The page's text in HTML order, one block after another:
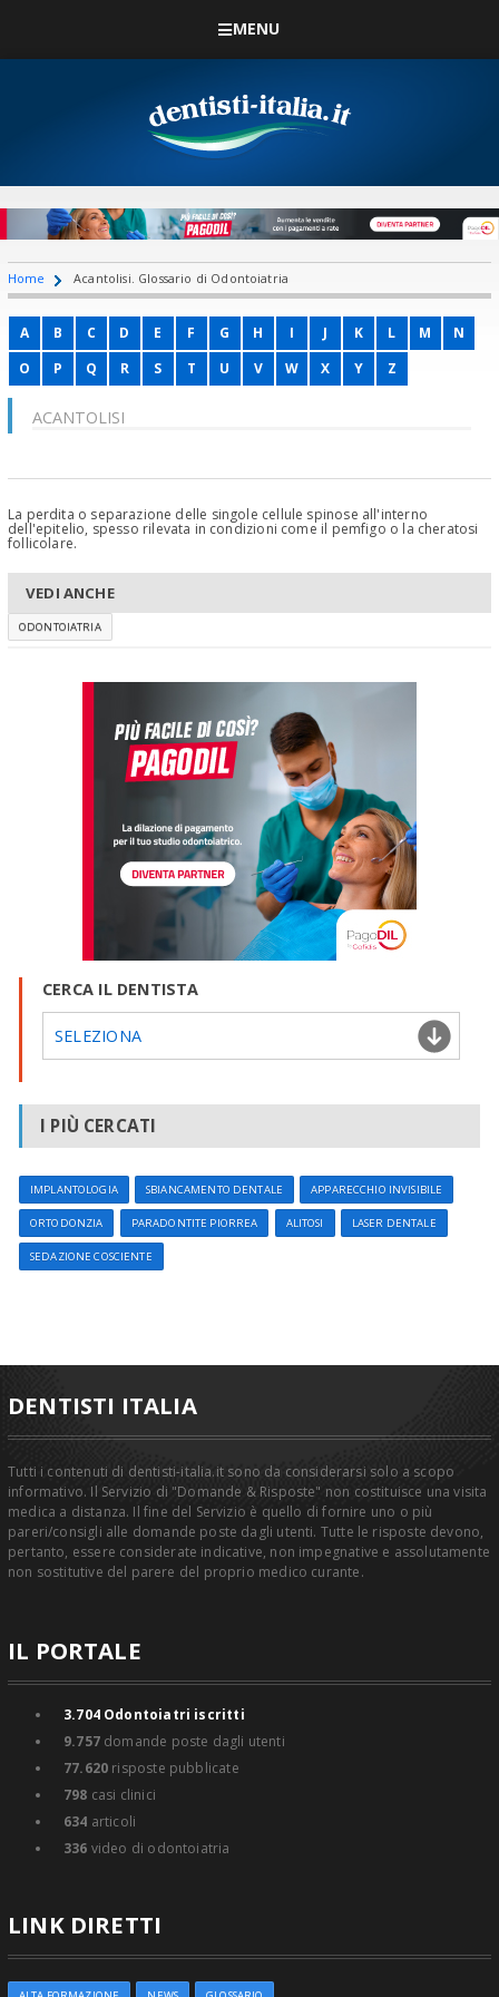
MENU
Home Acantolisi. Glossario di Odontoiatria
A B C D E F G H I J K L M
N
O
P Q R S T U V W X Y Z
ACANTOLISI
La perdita o separazione delle singole cellule spinose all'interno
dell'epitelio, spesso rilevata in condizioni come il pemfigo o la cheratosi
follicolare.
VEDI ANCHE
ODONTOIATRIA
CERCA IL DENTISTA
SELEZIONA
I PIÙ CERCATI
IMPLANTOLOGIA SBIANCAMENTO DENTALE APPARECCHIO INVISIBILE
ORTODONZIA PARADONTITE PIORREA ALITOSI LASER DENTALE
SEDAZIONE COSCIENTE
DENTISTI ITALIA
Tutti i contenuti di dentisti-italia.it sono da considerarsi solo a scopo
informativo. Il Servizio di "Domande & Risposte" non costituisce una visita
medica a distanza. Il fine del Servizio è quello di fornire uno o più
pareri/consigli alle domande poste dagli utenti. Tutte le risposte devono,
pertanto, essere considerate indicative, non impegnative e assolutamente
non sostitutive del parere del proprio medico curante.
IL PORTALE
3.704Odontoiatri iscritti
9.757domande poste dagli utenti
77.620 risposte pubblicate
798 casi clinici
634 articoli
336 video di odontoiatria
LINK DIRETTI